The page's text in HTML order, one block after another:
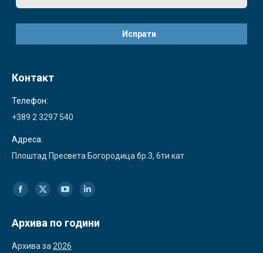
Контакт
Телефон:
+389 2 3297 540
Адреса:
Плоштад Пресвета Богородица бр.3, 6ти кат
Find us on:
Facebook
page
X
page
YouTube
page
Linkedin
page
Архива по години
Архива за 2026